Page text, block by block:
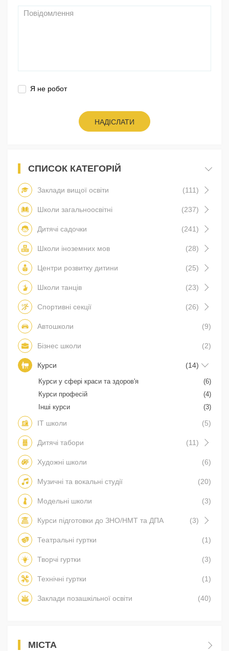
Я не робот
НАДІСЛАТИ
СПИСОК КАТЕГОРІЙ
Заклади вищої освіти (111)
Школи загальноосвітні (237)
Дитячі садочки (241)
Школи іноземних мов (28)
Центри розвитку дитини (25)
Школи танців (23)
Спортивні секції (26)
Автошколи (9)
Бізнес школи (2)
Курси (14)
Курси у сфері краси та здоров'я
(6)
Курси професій
(4)
Інші курси
(3)
IT школи (5)
Дитячі табори (11)
Художні школи (6)
Музичні та вокальні студії (20)
Модельні школи (3)
Курси підготовки до ЗНО/НМТ та ДПА (3)
Театральні гуртки (1)
Творчі гуртки (3)
Технічні гуртки (1)
Заклади позашкільної освіти (40)
МІСТА